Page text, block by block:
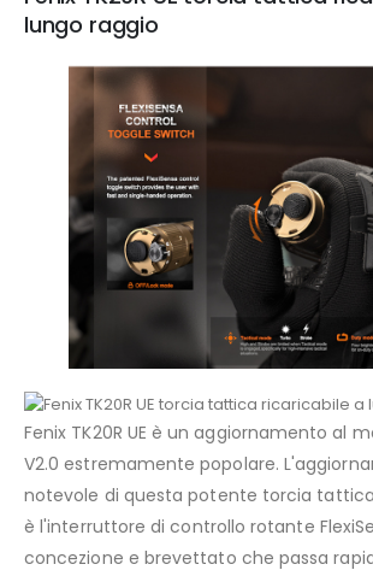
lungo raggio
Fenix TK20R UE è un aggiornamento al
V2.0 estremamente popolare.
notevole di questa potente torcia
è l'interruttore di controllo rotante
concezione e brevettato che passa